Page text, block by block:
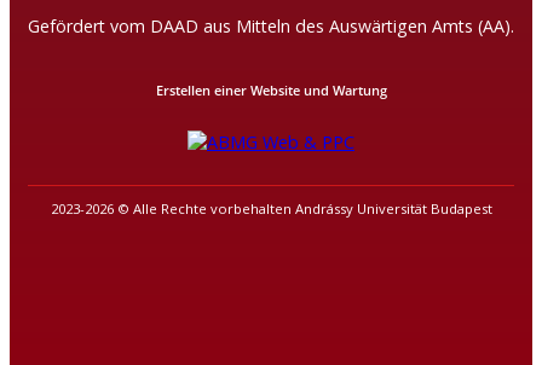
Gefördert vom DAAD aus Mitteln des Auswärtigen Amts (AA).
2023-2026 © Alle Rechte vorbehalten Andrássy Universität Budapest
Erstellen einer Website und Wartung